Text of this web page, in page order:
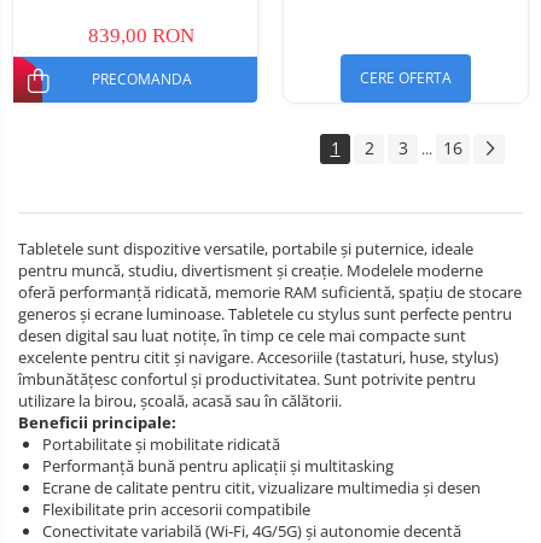
SIM
839,00 RON
PRECOMANDA CERE OFERTA
1 2 3 ... 16
Tabletele sunt dispozitive versatile, portabile și puternice, ideale
pentru muncă, studiu, divertisment și creație. Modelele moderne
oferă performanță ridicată, memorie RAM suficientă, spațiu de stocare
generos și ecrane luminoase. Tabletele cu stylus sunt perfecte pentru
desen digital sau luat notițe, în timp ce cele mai compacte sunt
excelente pentru citit și navigare. Accesoriile (tastaturi, huse, stylus)
îmbunătățesc confortul și productivitatea. Sunt potrivite pentru
utilizare la birou, școală, acasă sau în călătorii.
Beneficii principale:
Portabilitate și mobilitate ridicată
Performanță bună pentru aplicații și multitasking
Ecrane de calitate pentru citit, vizualizare multimedia și desen
Flexibilitate prin accesorii compatibile
Conectivitate variabilă (Wi‑Fi, 4G/5G) și autonomie decentă